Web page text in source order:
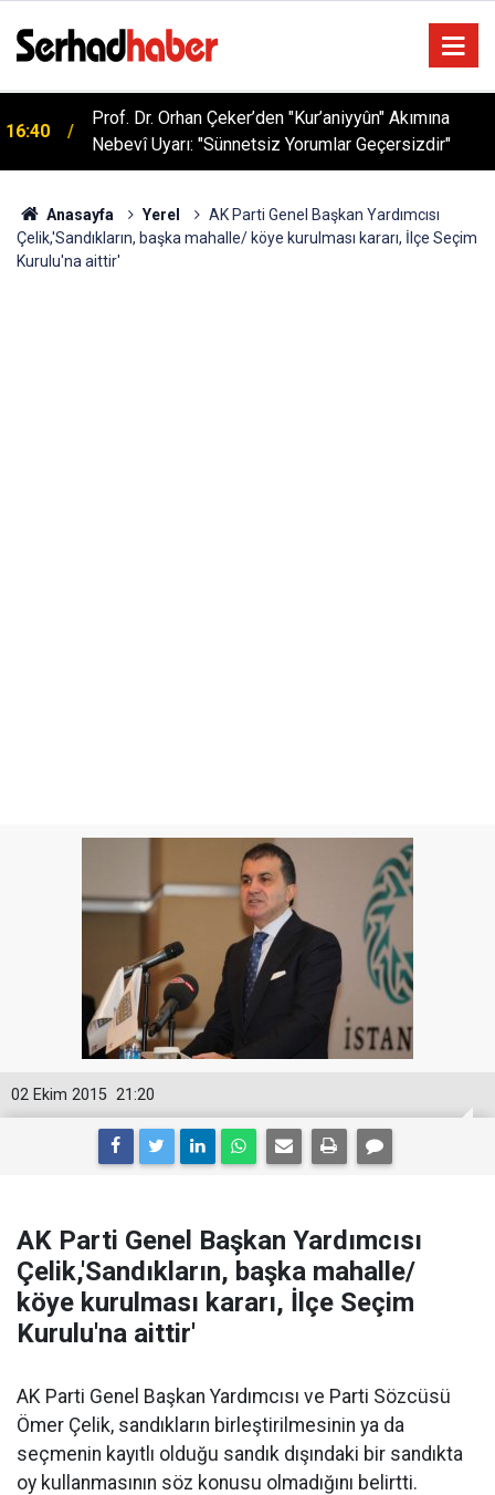
05:57
Sağlıklı Beslenmede Yeni Trend: Düşük Kalorili
Multi-Fiber İçecek Tozu
Anasayfa Yerel
AK Parti Genel Başkan Yardımcısı
Çelik,'Sandıkların, başka mahalle/ köye kurulması kararı, İlçe Seçim
Kurulu'na aittir'
21:20
02 Ekim 2015
AK Parti Genel Başkan Yardımcısı
Çelik,'Sandıkların, başka mahalle/
köye kurulması kararı, İlçe Seçim
Kurulu'na aittir'
AK Parti Genel Başkan Yardımcısı ve Parti Sözcüsü
Ömer Çelik, sandıkların birleştirilmesinin ya da
seçmenin kayıtlı olduğu sandık dışındaki bir sandıkta
oy kullanmasının söz konusu olmadığını belirtti.